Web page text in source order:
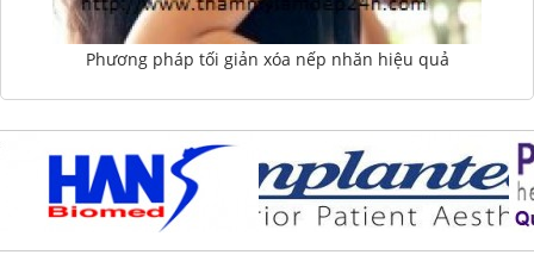
Phương pháp tối giản xóa nếp nhăn hiệu quả